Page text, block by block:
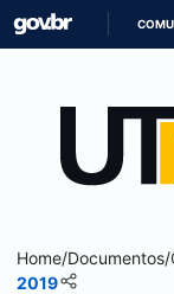
Home/Documentos/
2019